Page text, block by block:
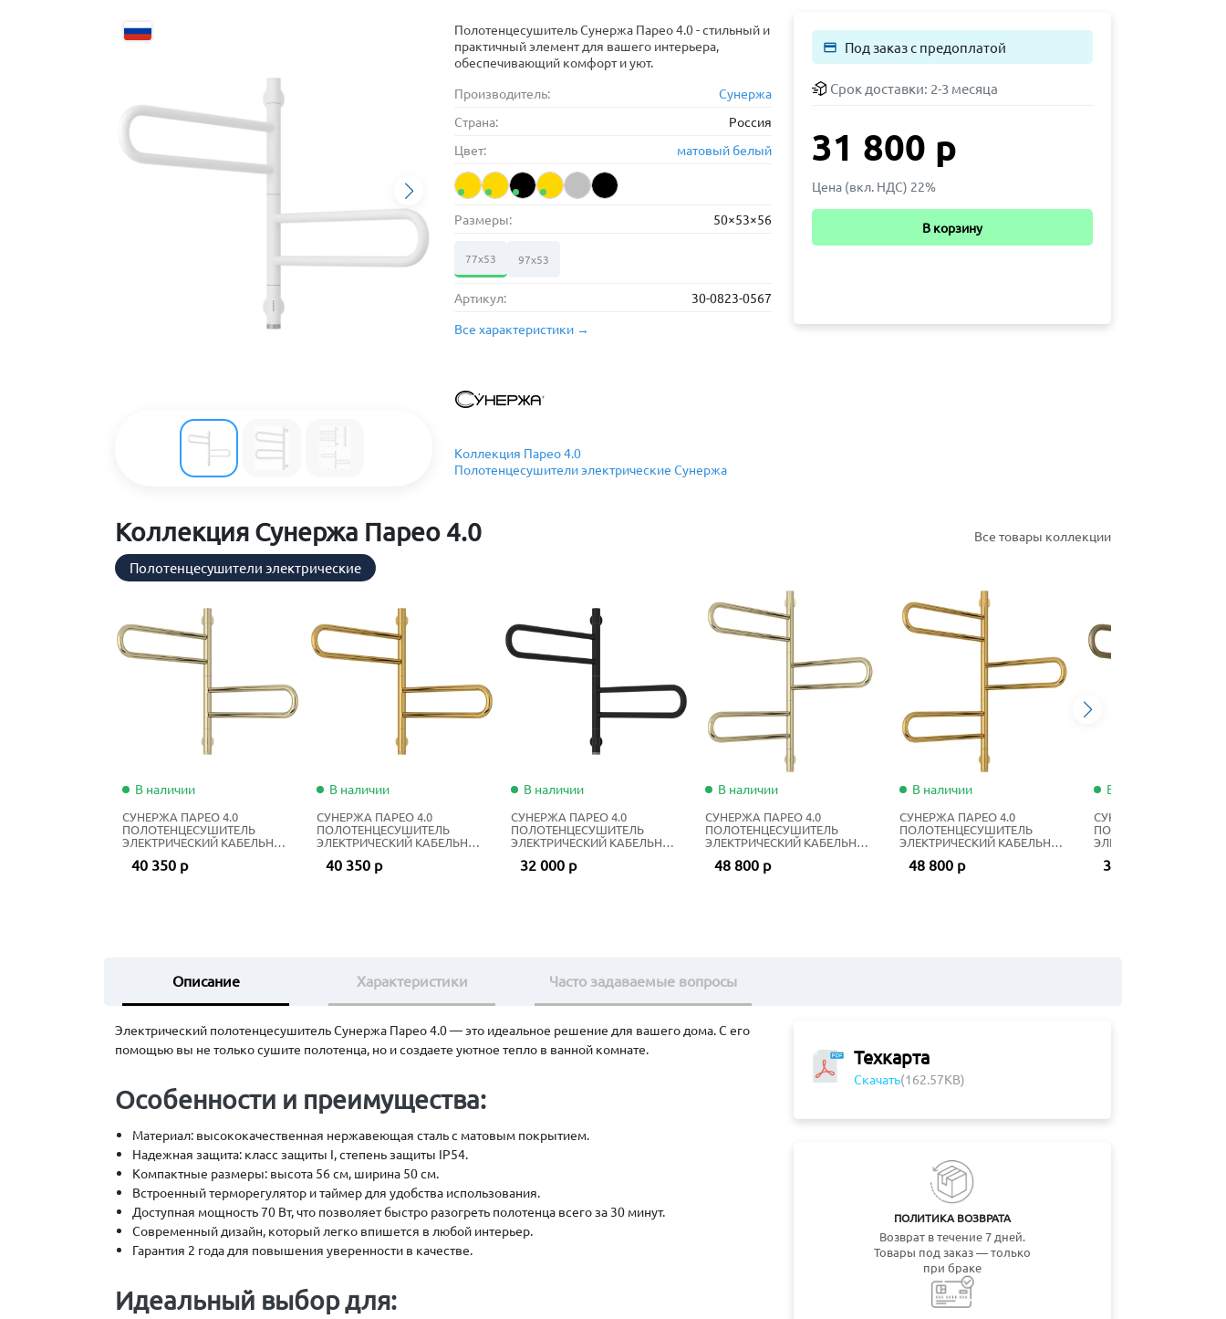
Полотенцесушитель Сунержа Парео 4.0 - стильный и
практичный элемент для вашего интерьера,
обеспечивающий комфорт и уют.
Производитель:
Сунержа
Страна:
Россия
Цвет:
матовый белый
Размеры: 50×53×56
77х53 97х53
Артикул:
30-0823-0567
Все характеристики →
Коллекция Парео 4.0
Полотенцесушители электрические Сунержа
payment Под заказ с предоплатой
Срок доставки: 2-3 месяца
31 800 р
Цена (вкл. НДС) 22%
В корзину
Коллекция Сунержа Парео 4.0 Все товары коллекции
Полотенцесушители электрические
В наличии
СУНЕРЖА ПАРЕО 4.0
ПОЛОТЕНЦЕСУШИТЕЛЬ
ЭЛЕКТРИЧЕСКИЙ КАБЕЛЬНЫЙ
40 350 р
В наличии
СУНЕРЖА ПАРЕО 4.0
ПОЛОТЕНЦЕСУШИТЕЛЬ
ЭЛЕКТРИЧЕСКИЙ КАБЕЛЬНЫЙ
40 350 р
В наличии
СУНЕРЖА ПАРЕО 4.0
ПОЛОТЕНЦЕСУШИТЕЛЬ
ЭЛЕКТРИЧЕСКИЙ КАБЕЛЬНЫЙ
32 000 р
В наличии
СУНЕРЖА ПАРЕО 4.0
ПОЛОТЕНЦЕСУШИТЕЛЬ
ЭЛЕКТРИЧЕСКИЙ КАБЕЛЬНЫЙ
48 800 р
В наличии
СУНЕРЖА ПАРЕО 4.0
ПОЛОТЕНЦЕСУШИТЕЛЬ
ЭЛЕКТРИЧЕСКИЙ КАБЕЛЬНЫЙ
48 800 р
В наличии
СУНЕРЖА ПАРЕО 4.0
ПОЛОТЕНЦЕСУШИТЕЛЬ
ЭЛЕКТРИЧЕСКИЙ
32 000 р
Описание Характеристики Часто задаваемые вопросы
Техкарта
Скачать(162.57KB)
ПОЛИТИКА ВОЗВРАТА
Возврат в течение 7 дней.
Товары под заказ — только
при браке
Электрический полотенцесушитель Сунержа Парео 4.0 — это идеальное решение для вашего дома. С его
помощью вы не только сушите полотенца, но и создаете уютное тепло в ванной комнате.
Особенности и преимущества:
Материал: высококачественная нержавеющая сталь с матовым покрытием.
Надежная защита: класс защиты I, степень защиты IP54.
Компактные размеры: высота 56 см, ширина 50 см.
Встроенный терморегулятор и таймер для удобства использования.
Доступная мощность 70 Вт, что позволяет быстро разогреть полотенца всего за 30 минут.
Современный дизайн, который легко впишется в любой интерьер.
Гарантия 2 года для повышения уверенности в качестве.
Идеальный выбор для: